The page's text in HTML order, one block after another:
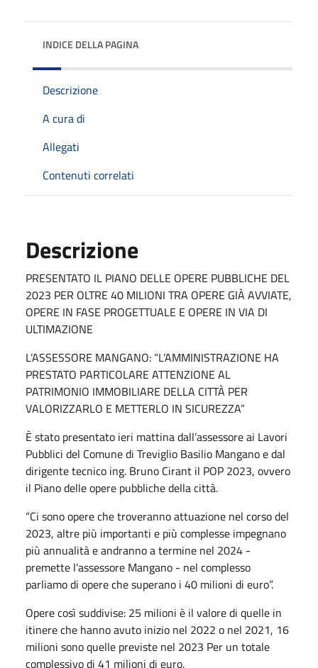
INDICE DELLA PAGINA
Descrizione
A cura di
Allegati
Contenuti correlati
Descrizione
PRESENTATO IL PIANO DELLE OPERE PUBBLICHE DEL
2023 PER OLTRE 40 MILIONI TRA OPERE GIÀ AVVIATE,
OPERE IN FASE PROGETTUALE E OPERE IN VIA DI
ULTIMAZIONE
L’ASSESSORE MANGANO: “L’AMMINISTRAZIONE HA
PRESTATO PARTICOLARE ATTENZIONE AL
PATRIMONIO IMMOBILIARE DELLA CITTÀ PER
VALORIZZARLO E METTERLO IN SICUREZZA”
È stato presentato ieri mattina dall’assessore ai Lavori
Pubblici del Comune di Treviglio Basilio Mangano e dal
dirigente tecnico ing. Bruno Cirant il POP 2023, ovvero
il Piano delle opere pubbliche della città.
“Ci sono opere che troveranno attuazione nel corso del
2023, altre più importanti e più complesse impegnano
più annualità e andranno a termine nel 2024 -
premette l’assessore Mangano - nel complesso
parliamo di opere che superano i 40 milioni di euro”.
Opere così suddivise: 25 milioni è il valore di quelle in
itinere che hanno avuto inizio nel 2022 o nel 2021, 16
milioni sono quelle previste nel 2023 Per un totale
complessivo di 41 milioni di euro.